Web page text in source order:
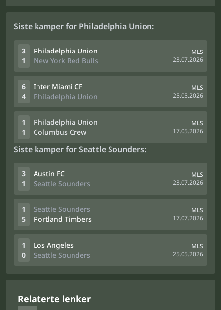
Siste kamper for Philadelphia Union:
3
1
Philadelphia Union
New York Red Bulls
MLS
23.07.2026
6
4
Inter Miami CF
Philadelphia Union
MLS
25.05.2026
1
1
Philadelphia Union
Columbus Crew
MLS
17.05.2026
Siste kamper for Seattle Sounders:
3
1
Austin FC
Seattle Sounders
MLS
23.07.2026
1
5
Seattle Sounders
Portland Timbers
MLS
17.07.2026
1
0
Los Angeles
Seattle Sounders
MLS
25.05.2026
Relaterte lenker